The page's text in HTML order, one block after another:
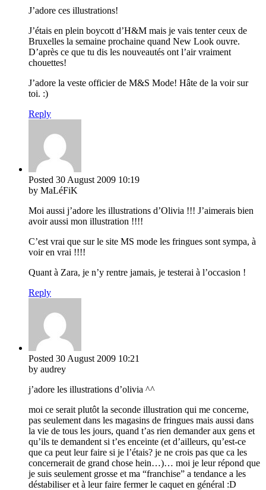
J’adore ces illustrations!
J’étais en plein boycott d’H&M mais je vais tenter ceux de
Bruxelles la semaine prochaine quand New Look ouvre.
D’après ce que tu dis les nouveautés ont l’air vraiment
chouettes!
J’adore la veste officier de M&S Mode! Hâte de la voir sur
toi. :)
Reply
Posted 30 August 2009 10:19
by MaLéFiK
Moi aussi j’adore les illustrations d’Olivia !!! J’aimerais bien
avoir aussi mon illustration !!!!
C’est vrai que sur le site MS mode les fringues sont sympa, à
voir en vrai !!!!
Quant à Zara, je n’y rentre jamais, je testerai à l’occasion !
Reply
Posted 30 August 2009 10:21
by audrey
j’adore les illustrations d’olivia ^^
moi ce serait plutôt la seconde illustration qui me concerne,
pas seulement dans les magasins de fringues mais aussi dans
la vie de tous les jours, quand t’as rien demander aux gens et
qu’ils te demandent si t’es enceinte (et d’ailleurs, qu’est-ce
que ca peut leur faire si je l’étais? je ne crois pas que ca les
concernerait de grand chose hein…)… moi je leur répond que
je suis seulement grosse et ma “franchise” a tendance a les
déstabiliser et à leur faire fermer le caquet en général :D